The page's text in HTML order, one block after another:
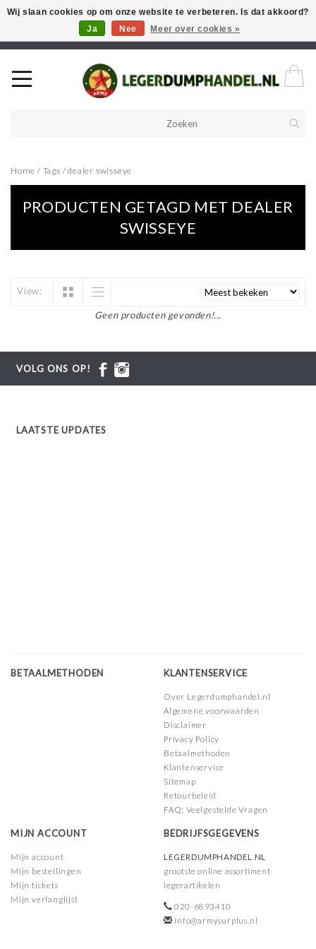
Welkom in onze webshop! Als u een product zoekt en deze niet kan
vinden in de webwinkel, neem vooral contact op!
Home / Tags /dealer swisseye
PRODUCTEN GETAGD MET DEALER
SWISSEYE
View:
Geen producten gevonden!...
VOLG ONS OP!
LAATSTE UPDATES
BETAALMETHODEN KLANTENSERVICE
Over Legerdumphandel.nl
Algemene voorwaarden
Disclaimer
Privacy Policy
Betaalmethoden
Klantenservice
Sitemap
Retourbeleid
FAQ: Veelgestelde Vragen
MIJN ACCOUNT
Mijn account
Mijn bestellingen
Mijn tickets
Mijn verlanglijst
BEDRIJFSGEGEVENS
LEGERDUMPHANDEL.NL
grootste online assortiment
legerartikelen
020-6893410
info@armysurplus.nl
Wij slaan cookies op om onze website te verbeteren. Is dat akkoord?
Ja
Nee Meer over cookies »